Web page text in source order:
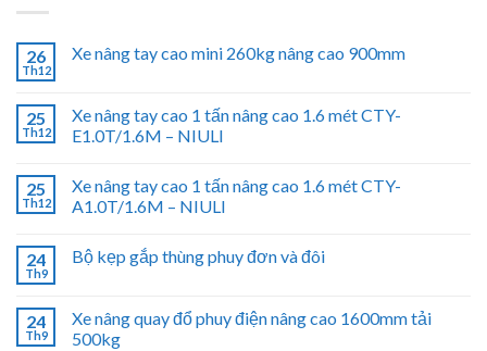
26
Th12
Xe nâng tay cao mini 260kg nâng cao 900mm
25
Th12
Xe nâng tay cao 1 tấn nâng cao 1.6 mét CTY-
E1.0T/1.6M – NIULI
25
Th12
Xe nâng tay cao 1 tấn nâng cao 1.6 mét CTY-
A1.0T/1.6M – NIULI
24
Th9
Bộ kẹp gắp thùng phuy đơn và đôi
24
Th9
Xe nâng quay đổ phuy điện nâng cao 1600mm tải
500kg